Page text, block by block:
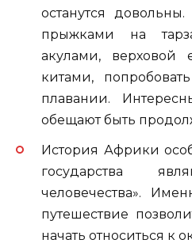
останутся
прыжками на
акулами, верховой
китами,
плавании.
обещают быть
История Африки
государства
человечества».
путешествие
начать относиться к